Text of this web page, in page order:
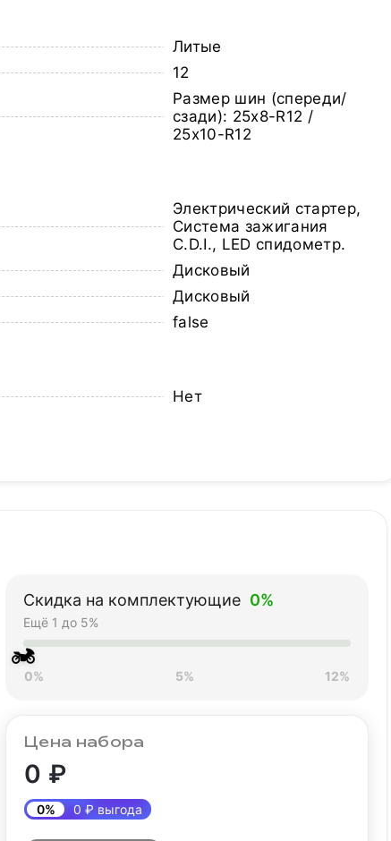
Литые
12
Размер шин (спереди/
сзади): 25x8-R12 /
25x10-R12
Электрический стартер,
Система зажигания
C.D.I., LED спидометр.
Дисковый
Дисковый
false
Нет
Скидка на комплектующие 0%
Ещё 1 до 5%
🏍
0% 5% 12%
Цена набора
0 ₽
0% 0 ₽ выгода